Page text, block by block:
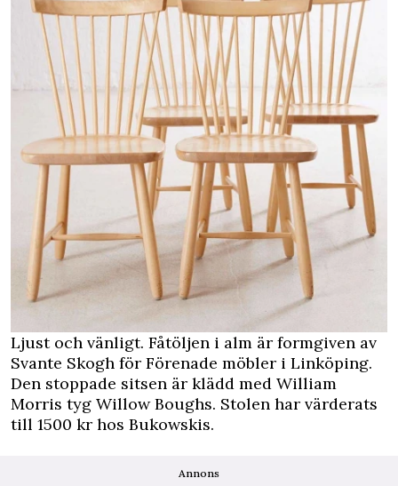
Ljust och vänligt. Fåtöljen i alm är formgiven av
Svante Skogh för Förenade möbler i Linköping.
Den stoppade sitsen är klädd med William
Morris tyg Willow Boughs. Stolen har värderats
till 1500 kr hos Bukowskis.
Annons